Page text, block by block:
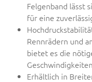
Felgenband lässt
für eine
Rennrädern und
bietet es die
Erhältlich in